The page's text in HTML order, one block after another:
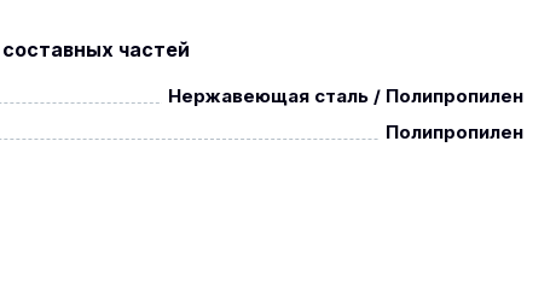
частей
Нержавеющая сталь / Полипропилен
Полипропилен